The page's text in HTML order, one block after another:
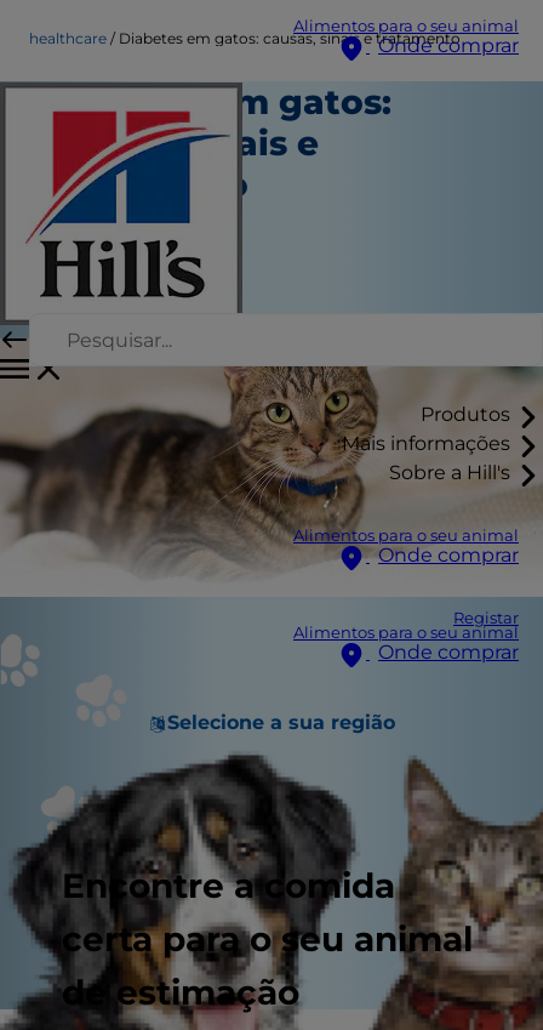
Alimentos para o seu animal
Onde comprar
Produtos
Mais informações
Sobre a Hill's
Alimentos para o seu animal
Onde comprar
Registar
Alimentos para o seu animal
Onde comprar
Selecione a sua região
Encontre a comida
certa para o seu animal
de estimação
healthcare Diabetes em gatos: causas, sinais e tratamento
Diabetes em gatos:
causas, sinais e
tratamento
Saúde
Autor da equipe
Outubro 10, 2024